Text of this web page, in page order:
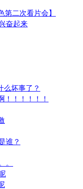
第二次看片会】
奋起来
么坏事了？
！！！！！！
谁？
。